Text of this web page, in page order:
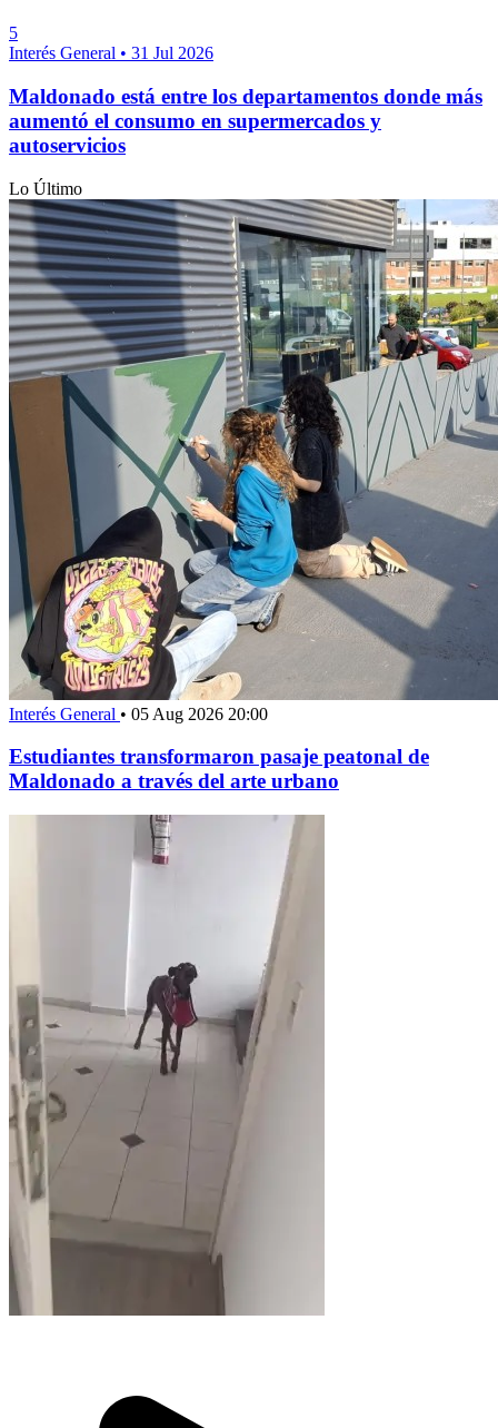
5
Interés General • 31 Jul 2026
Maldonado está entre los departamentos donde más
aumentó el consumo en supermercados y
autoservicios
Lo Último
Interés General • 05 Aug 2026 20:00
Estudiantes transformaron pasaje peatonal de
Maldonado a través del arte urbano